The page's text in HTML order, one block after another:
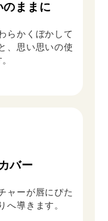
のままに
らかくぼかして
、思い思いの使
バー
ャーが唇にぴた
へ導きます。